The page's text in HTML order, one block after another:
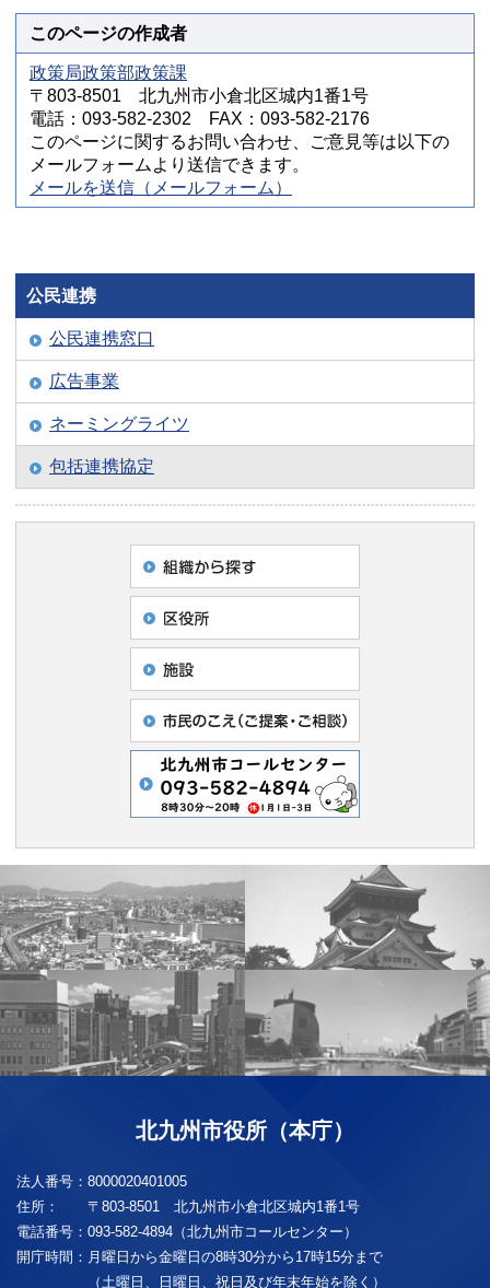
このページの作成者
政策局政策部政策課
〒803-8501 北九州市小倉北区城内1番1号
電話：093-582-2302 FAX：093-582-2176
このページに関するお問い合わせ、ご意見等は以下の
メールフォームより送信できます。
メールを送信（メールフォーム）
公民連携
公民連携窓口
広告事業
ネーミングライツ
包括連携協定
北九州市役所（本庁）
法人番号： 8000020401005
住所：
〒803-8501 北九州市小倉北区城内1番1号
電話番号： 093-582-4894（北九州市コールセンター）
開庁時間： 月曜日から金曜日の8時30分から17時15分まで
（土曜日、日曜日、祝日及び年末年始を除く）